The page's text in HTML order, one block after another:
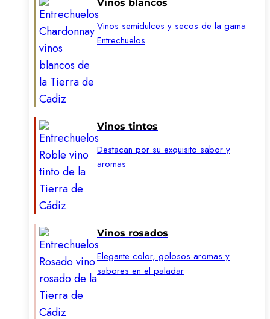
Vinos blancos
Vinos semidulces y secos de la gama
Entrechuelos
Vinos tintos
Destacan por su exquisito sabor y
aromas
Vinos rosados
Elegante color, golosos aromas y
sabores en el paladar